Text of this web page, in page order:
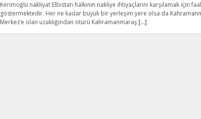
Kerimoğlu nakliyat Elbistan halkının nakliye ihtiyaçlarını karşılamak için
göstermektedir. Her ne kadar büyük bir yerleşim yere olsa da
Merkez’e olan uzaklığından ötürü Kahramanmaraş […]